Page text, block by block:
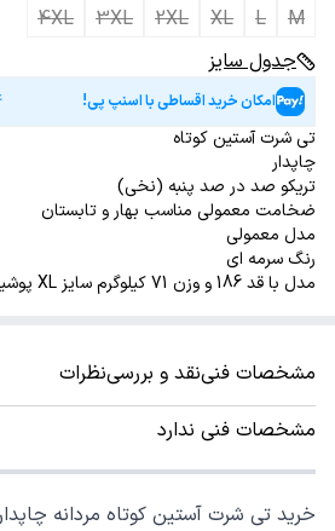
M
L
XL
2XL
3XL
4XL
جدول سایز
امکان خرید اقساطی با اسنپ پی! 4
تی شرت آستین کوتاه
چاپدار
تریکو صد در صد پنبه (نخی)
ضخامت معمولی مناسب بهار و تابستان
مدل معمولی
رنگ سرمه ای
مدل با قد 186 و وزن 71 کیلوگرم سایز XL پوشیده است.
مشخصات فنینقد و بررسینظرات
مشخصات فنی ندارد
خرید تی شرت آستین کوتاه مردانه